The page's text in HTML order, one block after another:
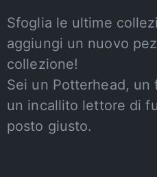
Sfoglia le ultime
aggiungi un nuovo
collezione!
Sei un Potterhead, un
un incallito lettore di
posto giusto.